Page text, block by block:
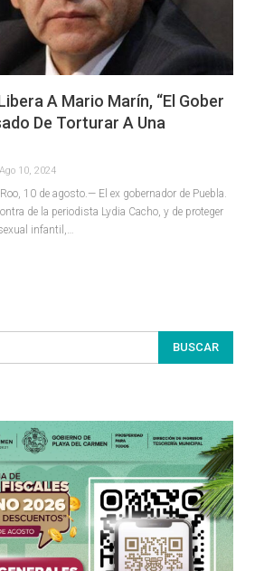
A Mario Marín, “el Gober
De Torturar A Una
Ago 10, 2024
10 de agosto.— El ex gobernador de Puebla.
de la periodista Lydia Cacho, y de proteger
infantil,…